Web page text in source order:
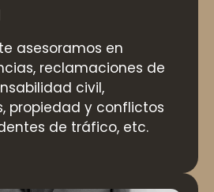
asesoramos en
reclamaciones de
civil,
propiedad y conflictos
de tráfico, etc.